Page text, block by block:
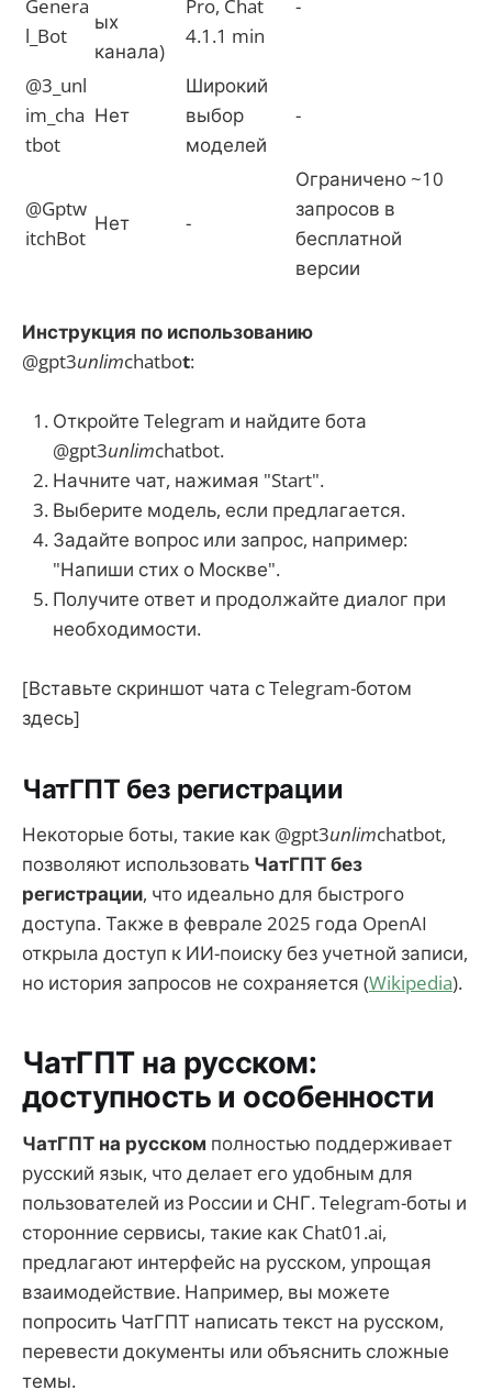
Genera
l_Bot
ых
канала)
Pro, Chat
4.1.1 min
-
@3_unl
im_cha
tbot
Нет
Широкий
выбор
моделей
-
@Gptw
itchBot
Нет -
Ограничено ~10
запросов в
бесплатной
версии
Инструкция по использованию
@gpt3unlimchatbot:
Откройте Telegram и найдите бота
@gpt3unlimchatbot.
Начните чат, нажимая "Start".
Выберите модель, если предлагается.
Задайте вопрос или запрос, например:
"Напиши стих о Москве".
Получите ответ и продолжайте диалог при
необходимости.
[Вставьте скриншот чата с Telegram-ботом
здесь]
ЧатГПТ без регистрации
Некоторые боты, такие как @gpt3unlimchatbot,
позволяют использовать ЧатГПТ без
регистрации, что идеально для быстрого
доступа. Также в феврале 2025 года OpenAI
открыла доступ к ИИ-поиску без учетной записи,
но история запросов не сохраняется (Wikipedia).
ЧатГПТ на русском:
доступность и особенности
ЧатГПТ на русском полностью поддерживает
русский язык, что делает его удобным для
пользователей из России и СНГ. Telegram-боты и
сторонние сервисы, такие как Chat01.ai,
предлагают интерфейс на русском, упрощая
взаимодействие. Например, вы можете
попросить ЧатГПТ написать текст на русском,
перевести документы или объяснить сложные
темы.